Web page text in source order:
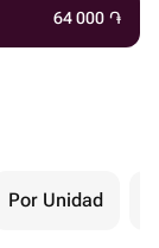
64 000 ֏
Por Unidad